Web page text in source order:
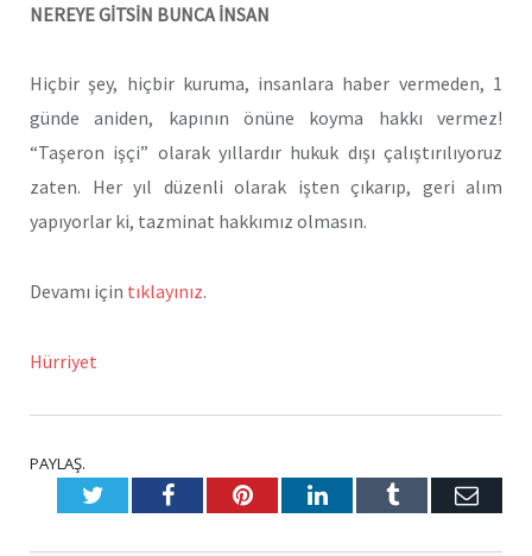
NEREYE GİTSİN BUNCA İNSAN
Hiçbir şey, hiçbir kuruma, insanlara haber vermeden, 1
günde aniden, kapının önüne koyma hakkı vermez!
“Taşeron işçi” olarak yıllardır hukuk dışı çalıştırılıyoruz
zaten. Her yıl düzenli olarak işten çıkarıp, geri alım
yapıyorlar ki, tazminat hakkımız olmasın.
Devamı için tıklayınız.
Hürriyet
PAYLAŞ.
TwitterFacebookPinterestLinkedInTumblr E-